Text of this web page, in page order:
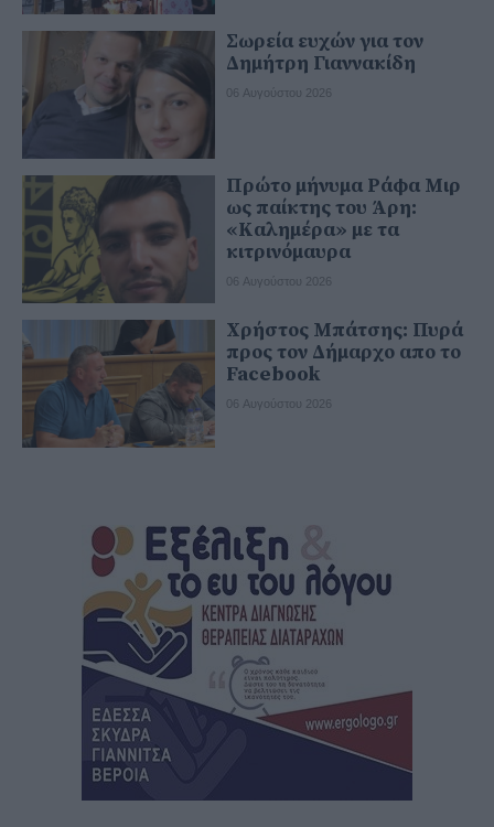
Σωρεία ευχών για τον
Δημήτρη Γιαννακίδη
06 Αυγούστου 2026
Πρώτο μήνυμα Ράφα Μιρ
ως παίκτης του Άρη:
«Καλημέρα» με τα
κιτρινόμαυρα
06 Αυγούστου 2026
Χρήστος Μπάτσης: Πυρά
προς τον Δήμαρχο απο το
Facebook
06 Αυγούστου 2026